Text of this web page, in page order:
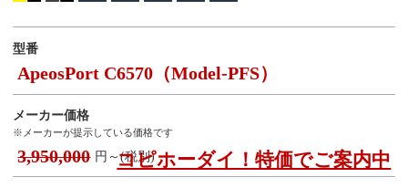
型番
ApeosPort C6570（Model-PFS）
メーカー価格
※メーカーが提示している価格です
3,950,000 円～(税別)
コピホーダイ！特価でご案内中